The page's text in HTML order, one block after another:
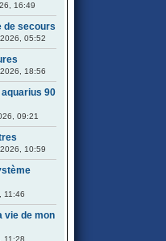
16:49
de secours
05:52
18:56
90
09:21
10:59
11:46
vie de mon
11:28